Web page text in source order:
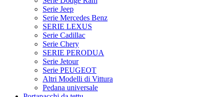
Serie Jeep
Serie Mercedes Benz
SERIE LEXUS
Serie Cadillac
Serie Chery
SERIE PERODUA
Serie Jetour
Serie PEUGEOT
Altri Modelli di Vittura
Pedana universale